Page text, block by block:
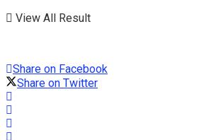
View All Result
Share on Facebook
Share on Twitter